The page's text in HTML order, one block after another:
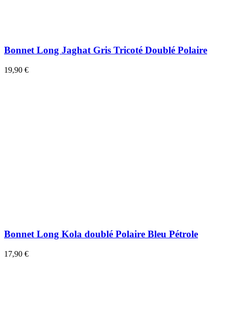
Bonnet Long Jaghat Gris Tricoté Doublé Polaire
19,90 €
Bonnet Long Kola doublé Polaire Bleu Pétrole
17,90 €